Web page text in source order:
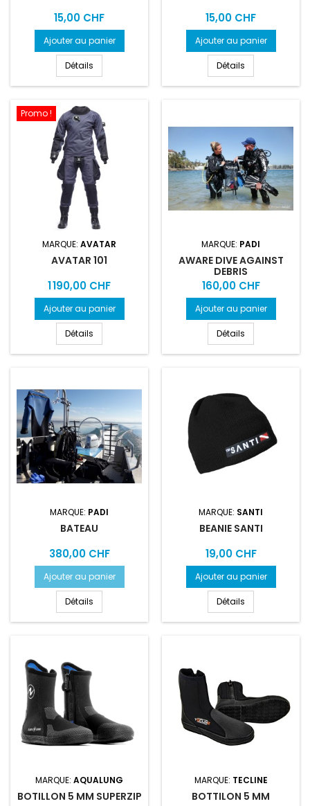
Prix
15,00 CHF
Ajouter au panier
Détails
Prix
15,00 CHF
Ajouter au panier
Détails
Promo !
MARQUE: AVATAR
AVATAR 101
Prix
1 190,00 CHF
Ajouter au panier
Détails
MARQUE: PADI
AWARE DIVE AGAINST
DEBRIS
Prix
160,00 CHF
Ajouter au panier
Détails
MARQUE: PADI
BATEAU
Prix
380,00 CHF
Ajouter au panier
Détails
MARQUE: SANTI
BEANIE SANTI
Prix
19,00 CHF
Ajouter au panier
Détails
MARQUE: AQUALUNG
BOTILLON 5 MM SUPERZIP
MARQUE: TECLINE
BOTTILON 5 MM